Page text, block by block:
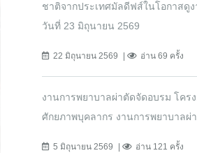
ชาติจากประเทศมัลดีฟส์ในโอกาสดู
วันที่ 23 มิถุนายน 2569
22 มิถุนายน 2569 อ่าน 69 ครั้ง
งานการพยาบาลผ่าตัดจัดอบรม โคร
ศักยภาพบุคลากร งานการพยาบาลผ่
5 มิถุนายน 2569 อ่าน 121 ครั้ง